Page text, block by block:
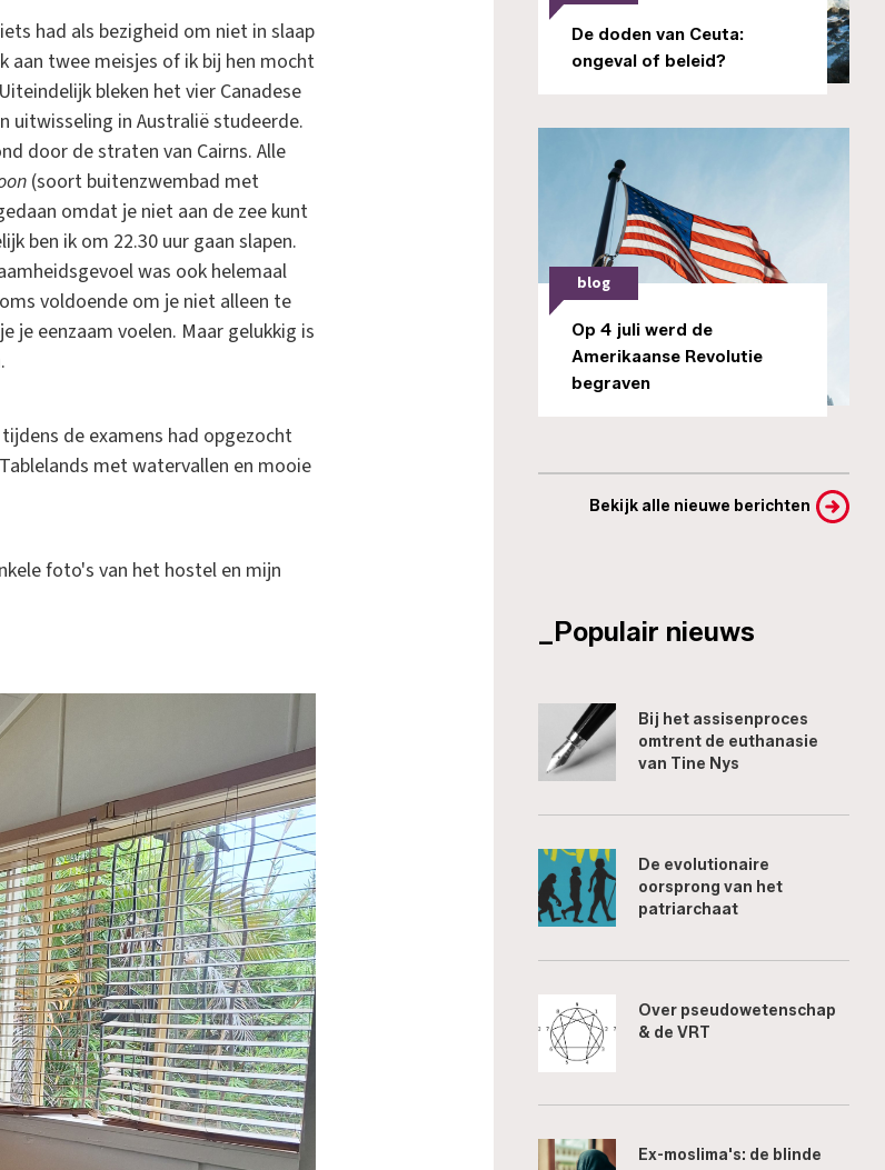
had als bezigheid om niet in slaap
aan twee meisjes of ik bij hen mocht
bleken het vier Canadese
uitwisseling in Australië studeerde.
door de straten van Cairns. Alle
(soort buitenzwembad met
omdat je niet aan de zee kunt
ben ik om 22.30 uur gaan slapen.
was ook helemaal
voldoende om je niet alleen te
je eenzaam voelen. Maar gelukkig is
de examens had opgezocht
met watervallen en mooie
foto's van het hostel en mijn
De doden van Ceuta:
ongeval of beleid?
blog
Op 4 juli werd de
Amerikaanse Revolutie
begraven
Bekijk alle nieuwe berichten
_Populair nieuws
Bij het assisenproces
omtrent de euthanasie
van Tine Nys
De evolutionaire
oorsprong van het
patriarchaat
Over pseudowetenschap
& de VRT
Ex-moslima's: de blinde